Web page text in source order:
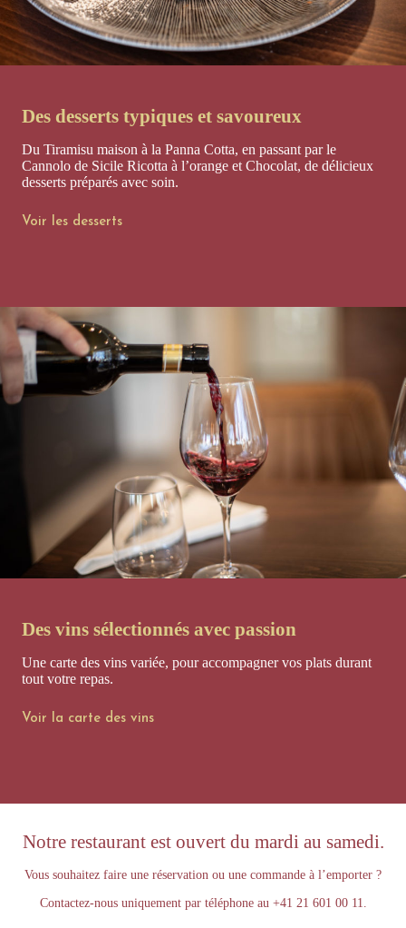
Des desserts typiques et savoureux
Du Tiramisu maison à la Panna Cotta, en passant par le
Cannolo de Sicile Ricotta à l’orange et Chocolat, de délicieux
desserts préparés avec soin.
Voir les desserts
Des vins sélectionnés avec passion
Une carte des vins variée, pour accompagner vos plats durant
tout votre repas.
Voir la carte des vins
Notre restaurant est ouvert du mardi au samedi.
Vous souhaitez faire une réservation ou une commande à l’emporter ?
Contactez-nous uniquement par téléphone au +41 21 601 00 11.